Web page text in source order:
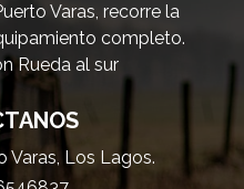
Varas, recorre la
completo.
Rueda al sur
Varas, Los Lagos.